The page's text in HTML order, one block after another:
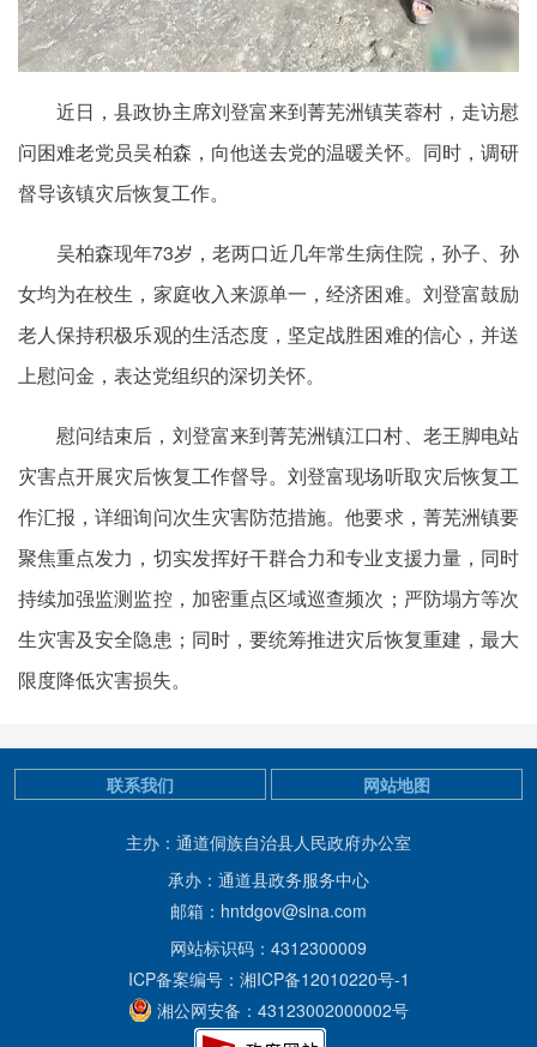
近日，县政协主席刘登富来到菁芜洲镇芙蓉村，走访慰
问困难老党员吴柏森，向他送去党的温暖关怀。同时，调研
督导该镇灾后恢复工作。
吴柏森现年73岁，老两口近几年常生病住院，孙子、孙
女均为在校生，家庭收入来源单一，经济困难。刘登富鼓励
老人保持积极乐观的生活态度，坚定战胜困难的信心，并送
上慰问金，表达党组织的深切关怀。
慰问结束后，刘登富来到菁芜洲镇江口村、老王脚电站
灾害点开展灾后恢复工作督导。刘登富现场听取灾后恢复工
作汇报，详细询问次生灾害防范措施。他要求，菁芜洲镇要
聚焦重点发力，切实发挥好干群合力和专业支援力量，同时
持续加强监测监控，加密重点区域巡查频次；严防塌方等次
生灾害及安全隐患；同时，要统筹推进灾后恢复重建，最大
限度降低灾害损失。
主办：通道侗族自治县人民政府办公室
承办：通道县政务服务中心
邮箱：hntdgov@sina.com
网站标识码：4312300009
ICP备案编号：湘ICP备12010220号-1
湘公网安备：43123002000002号
联系我们 网站地图